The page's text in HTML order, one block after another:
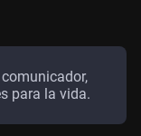
para la vida.